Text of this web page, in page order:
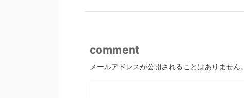
comment
メールアドレスが公開されることはありません。